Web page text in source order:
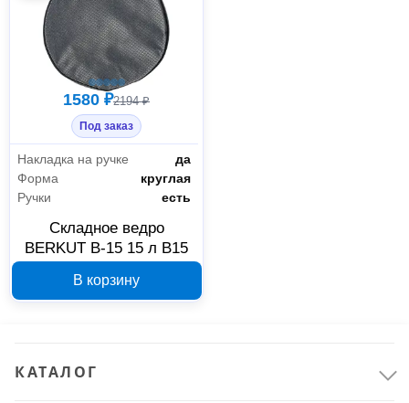
1580 ₽2194 ₽
Под заказ
Накладка на ручке
да
Форма
круглая
Ручки
есть
Складное ведро
BERKUT В-15 15 л B15
В корзину
КАТАЛОГ